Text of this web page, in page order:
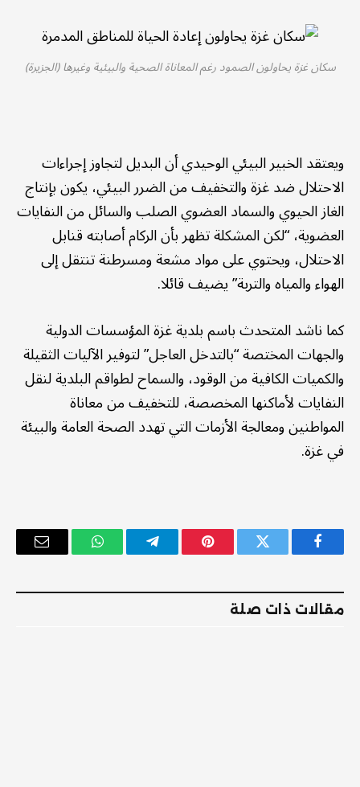
سكان غزة يحاولون الصمود رغم المعاناة الصحية والبيئية وغيرها (الجزيرة)
ويعتقد الخبير البيئي الوحيدي أن البديل لتجاوز إجراءات
الاحتلال ضد غزة والتخفيف من الضرر البيئي، يكون بإنتاج
الغاز الحيوي والسماد العضوي الصلب والسائل من النفايات
العضوية، “لكن المشكلة تظهر بأن الركام أصابته قنابل
الاحتلال، ويحتوي على مواد مشعة ومسرطنة تنتقل إلى
الهواء والمياه والتربة” يضيف قائلا.
كما ناشد المتحدث باسم بلدية غزة المؤسسات الدولية
والجهات المختصة “بالتدخل العاجل” لتوفير الآليات الثقيلة
والكميات الكافية من الوقود، والسماح لطواقم البلدية لنقل
النفايات لأماكنها المخصصة، للتخفيف من معاناة
المواطنين ومعالجة الأزمات التي تهدد الصحة العامة والبيئة
في غزة.
فيسبوك تويتر بينتيريستتيلقرام واتساب
البريد
مقالات ذات صلة